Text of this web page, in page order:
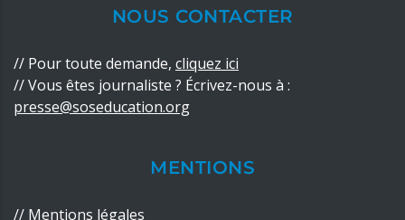
NOUS CONTACTER
// Pour toute demande, cliquez ici
// Vous êtes journaliste ? Écrivez-nous à :
presse@soseducation.org
MENTIONS
// Mentions légales